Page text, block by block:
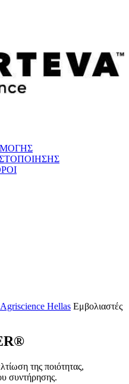
Hellas Εμβολιαστές
της ποιότητας,
συντήρησης.